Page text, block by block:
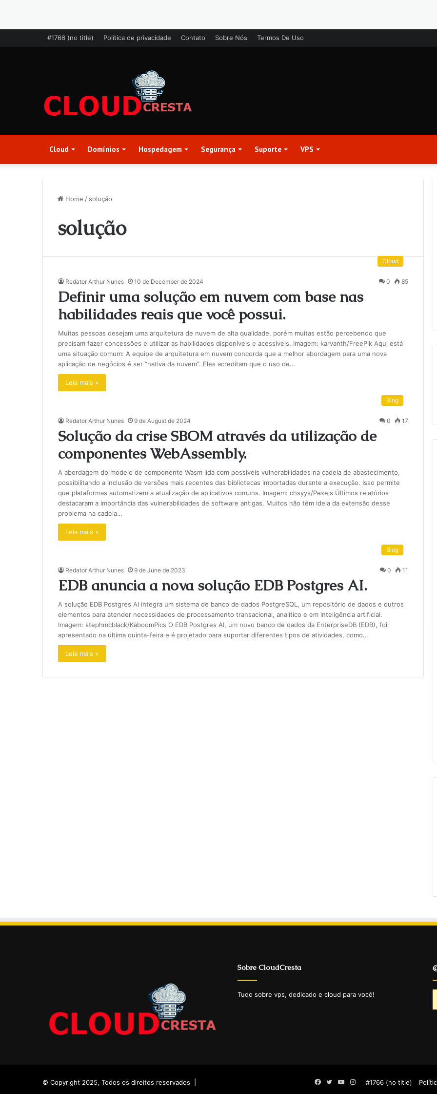
#1766 (no title) Política de privacidade Contato Sobre Nós Termos De Uso
Cloud Domínios Hospedagem Segurança Suporte VPS
Home / solução
solução
Cloud
Redator Arthur Nunes 10 de December de 2024 0 85
Definir uma solução em nuvem com base nas
habilidades reais que você possui.
Muitas pessoas desejam uma arquitetura de nuvem de alta qualidade, porém muitas estão percebendo que
precisam fazer concessões e utilizar as habilidades disponíveis e acessíveis. Imagem: karvanth/FreePik Aqui está
uma situação comum: A equipe de arquitetura em nuvem concorda que a melhor abordagem para uma nova
aplicação de negócios é ser “nativa da nuvem”. Eles acreditam que o uso de…
Leia mais »
Blog
Redator Arthur Nunes 9 de August de 2024 0 17
Solução da crise SBOM através da utilização de
componentes WebAssembly.
A abordagem do modelo de componente Wasm lida com possíveis vulnerabilidades na cadeia de abastecimento,
possibilitando a inclusão de versões mais recentes das bibliotecas importadas durante a execução. Isso permite
que plataformas automatizem a atualização de aplicativos comuns. Imagem: chsyys/Pexels Últimos relatórios
destacaram a importância das vulnerabilidades de software antigas. Muitos não têm ideia da extensão desse
problema na cadeia…
Leia mais »
Blog
Redator Arthur Nunes 9 de June de 2023 0 11
EDB anuncia a nova solução EDB Postgres AI.
A solução EDB Postgres AI integra um sistema de banco de dados PostgreSQL, um repositório de dados e outros
elementos para atender necessidades de processamento transacional, analítico e em inteligência artificial.
Imagem: stephmcblack/KaboomPics O EDB Postgres AI, um novo banco de dados da EnterpriseDB (EDB), foi
apresentado na última quinta-feira e é projetado para suportar diferentes tipos de atividades, como…
Leia mais »
Sobre CloudCresta
Tudo sobre vps, dedicado e cloud para você!
© Copyright 2025, Todos os direitos reservados | #1766 (no title)
Facebook
TwitterYouTube
Instagram